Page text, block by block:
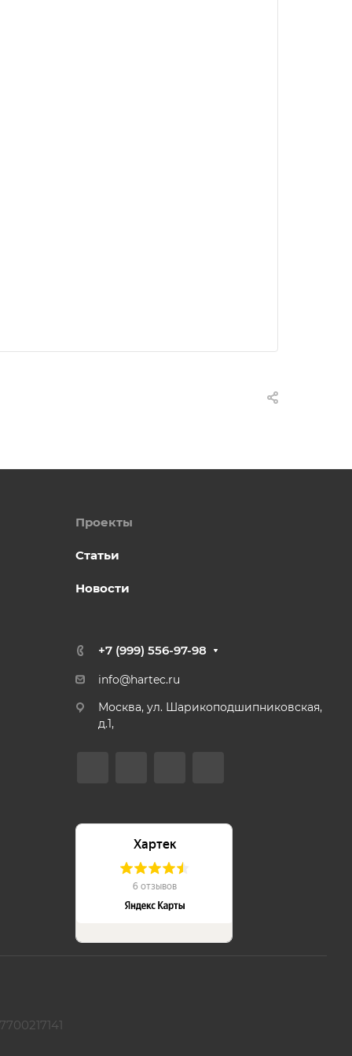
Проекты
Статьи
Новости
+7 (999) 556-97-98
info@hartec.ru
Москва, ул. Шарикоподшипниковская,
д.1,